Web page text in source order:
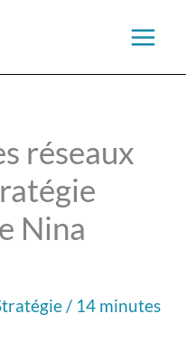
réseaux
Nina
/ 14 minutes